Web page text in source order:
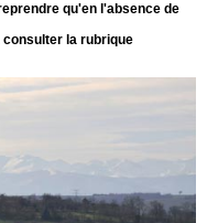
qu'en l'absence de
consulter la rubrique